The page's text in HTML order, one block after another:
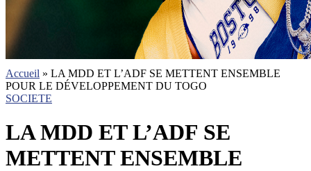
Accueil » LA MDD ET L’ADF SE METTENT ENSEMBLE
POUR LE DÉVELOPPEMENT DU TOGO
SOCIETE
LA MDD ET L’ADF SE
METTENT ENSEMBLE